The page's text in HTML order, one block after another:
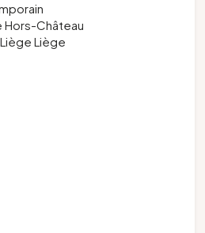
Hors-Château
Liège